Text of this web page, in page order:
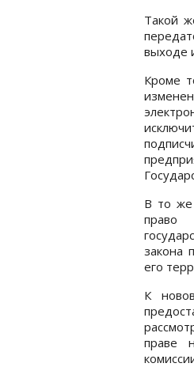
Такой
выходе
Кроме
В то же
право
закона
его
К
праве